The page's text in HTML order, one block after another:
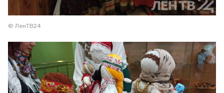
© ЛенТВ24